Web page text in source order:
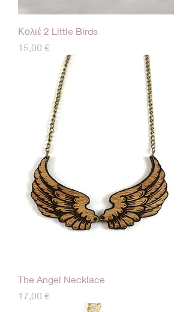
Κολιέ 2 Little Birds
Τιμή
15,00 €
The Angel Necklace
Τιμή
17,00 €